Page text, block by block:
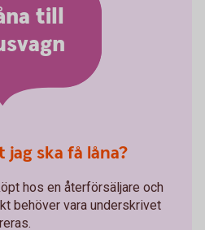
ska få låna?
hos en återförsäljare och
behöver vara underskrivet
till